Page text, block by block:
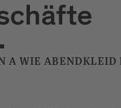
A WIE ABENDKLEID